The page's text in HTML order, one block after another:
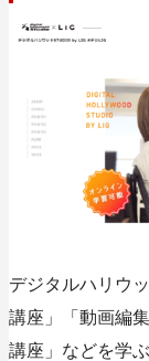
デジタルハリウ
講座」「動画編
講座」などを学